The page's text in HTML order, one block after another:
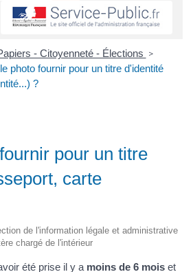
- Citoyenneté - Élections >
photo fournir pour un titre d'identité
?
pour un titre
carte
de l'information légale et administrative
chargé de l'intérieur
été prise il y a moins de 6 mois et